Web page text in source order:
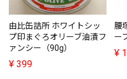
由比缶詰所 ホワイトシッ
プ印まぐろオリーブ油漬フ
ァンシー（90g）
¥ 399
腰
ー
¥